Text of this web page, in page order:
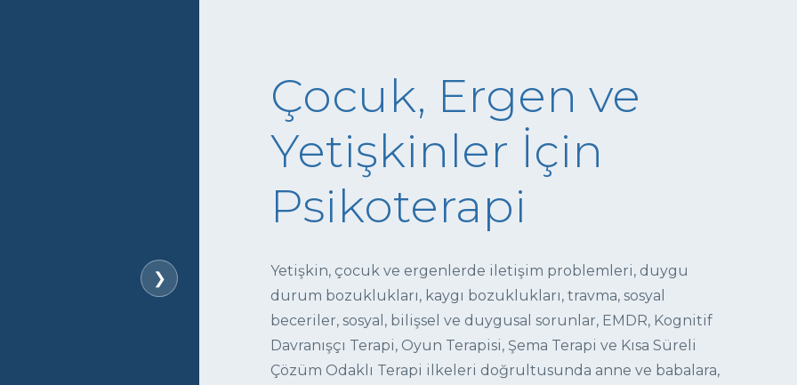
❯
Çocuk, Ergen ve
Yetişkinler İçin
Psikoterapi
Yetişkin, çocuk ve ergenlerde iletişim problemleri, duygu
durum bozuklukları, kaygı bozuklukları, travma, sosyal
beceriler, sosyal, bilişsel ve duygusal sorunlar, EMDR, Kognitif
Davranışçı Terapi, Oyun Terapisi, Şema Terapi ve Kısa Süreli
Çözüm Odaklı Terapi ilkeleri doğrultusunda anne ve babalara,